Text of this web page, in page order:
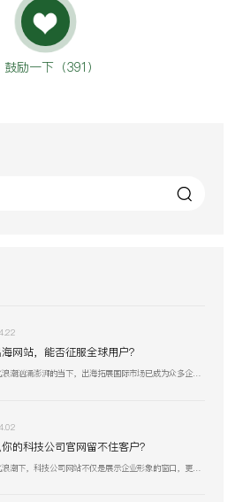
鼓励一下（391 ）
网站，能否征服全球用户？
在全球化浪潮汹涌澎湃的当下，出海拓展国际市场已成为众多企业寻求新增长机遇的重要战略抉择。
的科技公司官网留不住客户？